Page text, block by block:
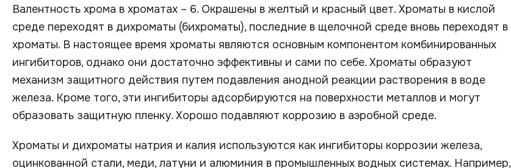
Валентность хрома в хроматах – 6. Окрашены в желтый и красный цвет. Хроматы в кислой
среде переходят в дихроматы (бихроматы), последние в щелочной среде вновь переходят в
хроматы. В настоящее время хроматы являются основным компонентом комбинированных
ингибиторов, однако они достаточно эффективны и сами по себе. Хроматы образуют
механизм защитного действия путем подавления анодной реакции растворения в воде
железа. Кроме того, эти ингибиторы адсорбируются на поверхности металлов и могут
образовать защитную пленку. Хорошо подавляют коррозию в аэробной среде.
Хроматы и дихроматы натрия и калия используются как ингибиторы коррозии железа,
оцинкованной стали, меди, латуни и алюминия в промышленных водных системах. Например,